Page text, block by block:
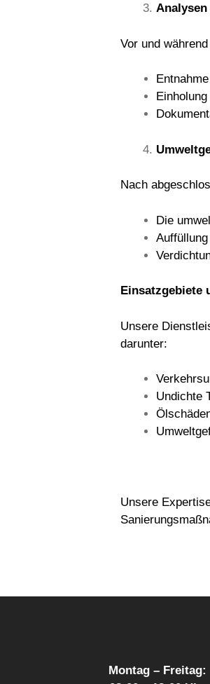
Vor und
Nach
Die
Einsatzgebiete
Unsere
darunter:
Undichte
Unsere
Montag – Freitag: